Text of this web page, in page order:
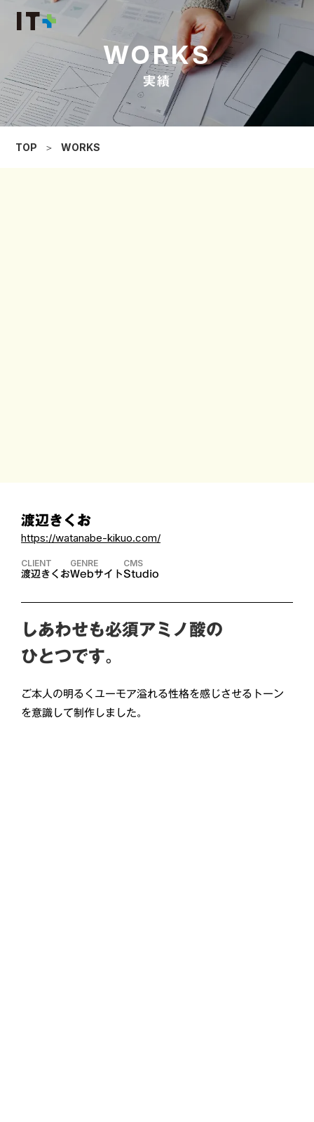
WORKS
実績
TOP ＞ WORKS
渡辺きくお
https://watanabe-kikuo.com/
CLIENT
渡辺きくお
GENRE
Webサイト
CMS
Studio
しあわせも必須アミノ酸の
ひとつです。
ご本人の明るくユーモア溢れる性格を感じさせるトーン
を意識して制作しました。